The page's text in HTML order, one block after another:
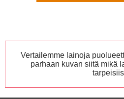
Vertailemme lainoja
parhaan kuvan siitä mikä